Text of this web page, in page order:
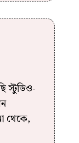
স্টুডিও-
থেকে,